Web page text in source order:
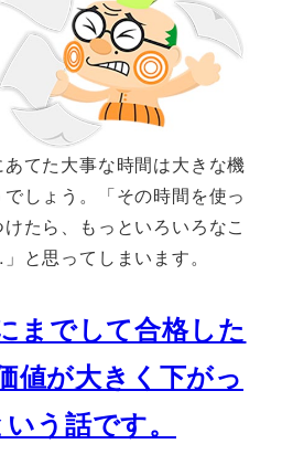
てた大事な時間は大きな機
しょう。「その時間を使っ
たら、もっといろいろなこ
と思ってしまいます。
までして合格した
値が大きく下がっ
う話です。